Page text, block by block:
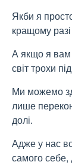
Якби я
кращому
А якщо я вам
світ трохи
Ми можемо
лише
долі.
Адже у нас
самого себе,